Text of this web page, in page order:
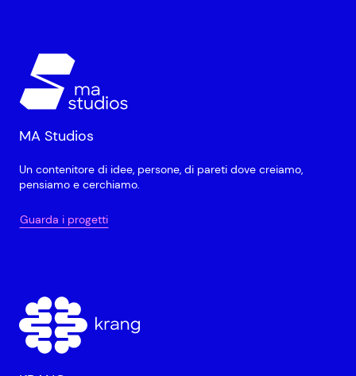
MA Studios
Un contenitore di idee, persone, di pareti dove creiamo,
pensiamo e cerchiamo.
Guarda i progetti